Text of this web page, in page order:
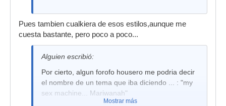
Pues tambien cualkiera de esos estilos,aunque me
cuesta bastante, pero poco a poco...
Alguien escribió:
Por cierto, algun forofo housero me podria decir
el nombre de un tema que iba diciendo ... : "my
sex machine... Mariwanah"
Mostrar más